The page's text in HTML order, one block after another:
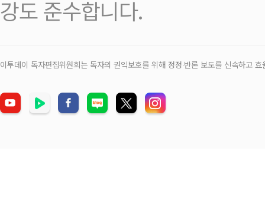
강도 준수합니다.
이투데이 독자편집위원회는 독자의 권익보호를 위해 정정‧반론 보도를 신속하고